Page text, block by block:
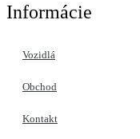
608,90 €.
Informácie
Vozidlá
Obchod
Kontakt